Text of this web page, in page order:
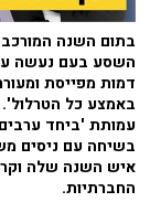
בתום השנה
השסע בעם נעשה
דמות מפייסת
באמצע כל
עמותת 'ביחד
בשיחה עם ניסים
איש השנה שלה
החברתיות.